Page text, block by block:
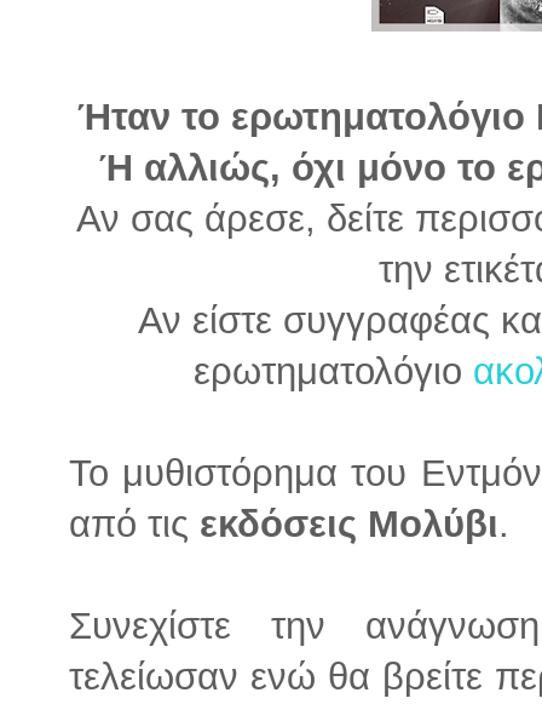
Ήταν το ερωτηματολόγιο
Ή αλλιώς, όχι μόνο το
Αν σας άρεσε, δείτε
την
Αν είστε συγγραφέας
ερωτηματολόγιο
Το μυθιστόρημα του
από τις εκδόσεις Μολύβι.
Συνεχίστε την
τελείωσαν ενώ θα βρείτε